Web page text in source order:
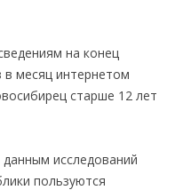
на конец
месяц интернетом
старше 12 лет
исследований
пользуются